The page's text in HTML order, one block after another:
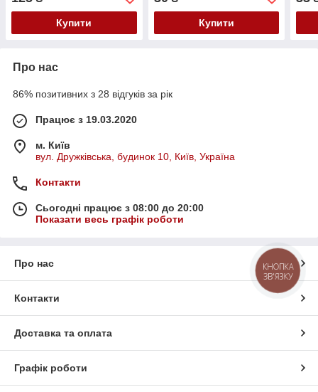
Купити Купити
Про нас
86% позитивних з 28 відгуків за рік
Працює з 19.03.2020
м. Київ
вул. Дружківська, будинок 10, Київ, Україна
Контакти
Сьогодні працює з 08:00 до 20:00
Показати весь графік роботи
Про нас
Контакти
Доставка та оплата
Графік роботи
КНОПКА
ЗВ'ЯЗКУ